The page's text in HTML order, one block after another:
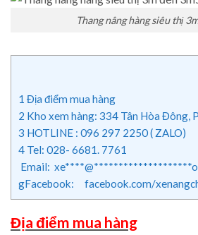
Thang nâng hàng siêu thị
1 Địa điểm mua hàng
2 Kho xem hàng: 334 Tân Hòa Đông,
3 HOTLINE : 096 297 2250 ( ZALO)
4 Tel: 028- 6681. 7761
Email:
gFacebook: facebook.com/
Địa điểm mua hàng